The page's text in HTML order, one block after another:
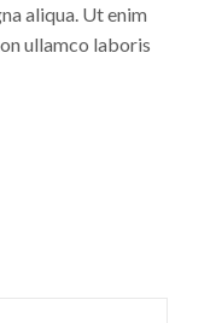
aliqua. Ut enim
ullamco laboris